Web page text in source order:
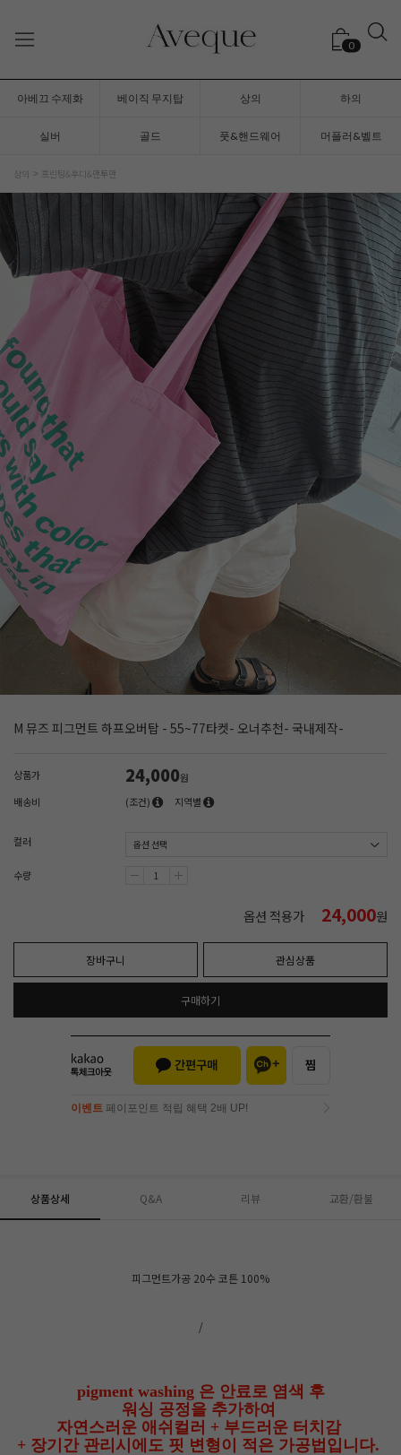
0
아베끄 수제화 베이직 무지탑 상의 하의
실버 골드 풋&핸드웨어 머플러&벨트
상의 프린팅&후디&맨투맨
M 뮤즈 피그먼트 하프오버탑 - 55~77타켓- 오너추천- 국내제작-
상품가 24,000원
배송비
(조건) 지역별
컬러
수량
옵션 적용가 24,000원
장바구니 관심상품
구매하기
이벤트 페이포인트 적립 혜택 2배 UP!
상품상세 Q&A 리뷰 교환/환불
피그먼트가공 20수 코튼 100%
/
pigment washing 은 안료로 염색 후
워싱 공정을 추가하여
자연스러운 애쉬컬러 + 부드러운 터치감
+ 장기간 관리시에도 핏 변형이 적은 가공법입니다.